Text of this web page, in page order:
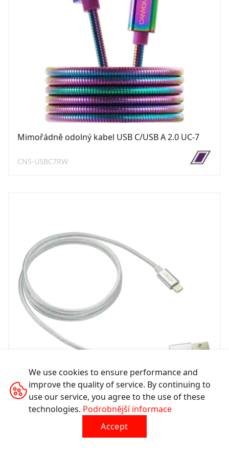
Mimořádně odolný kabel USB C/USB A 2.0 UC-7
CNS-USBC7RW
Opletený 8-pinový Lightning/USB kabel pro
We use cookies to ensure performance and
improve the quality of service. By continuing to
use our service, you agree to the use of these
technologies. Podrobnější informace
Accept